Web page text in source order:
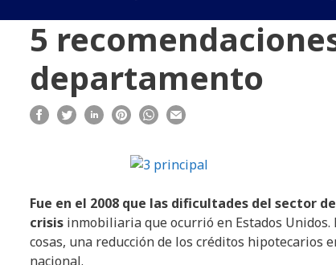
5
departamento
Fue en el 2008 que las dificultades del sector
crisis inmobiliaria que ocurrió en Estados
cosas, una reducción de los créditos
nacional.